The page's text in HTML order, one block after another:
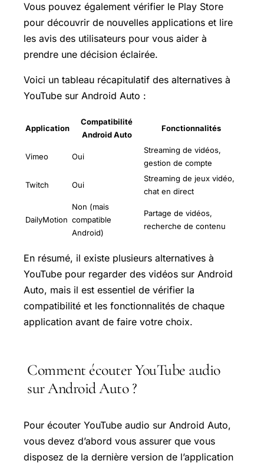
Vous pouvez également vérifier le Play Store
pour découvrir de nouvelles applications et lire
les avis des utilisateurs pour vous aider à
prendre une décision éclairée.
Voici un tableau récapitulatif des alternatives à
YouTube sur Android Auto :
Application
Compatibilité
Android Auto
Fonctionnalités
Vimeo Oui
Streaming de vidéos,
gestion de compte
Twitch Oui
Streaming de jeux vidéo,
chat en direct
DailyMotion
Non (mais
compatible
Android)
Partage de vidéos,
recherche de contenu
En résumé, il existe plusieurs alternatives à
YouTube pour regarder des vidéos sur Android
Auto, mais il est essentiel de vérifier la
compatibilité et les fonctionnalités de chaque
application avant de faire votre choix.
Comment écouter YouTube audio
sur Android Auto ?
Pour écouter YouTube audio sur Android Auto,
vous devez d’abord vous assurer que vous
disposez de la dernière version de l’application